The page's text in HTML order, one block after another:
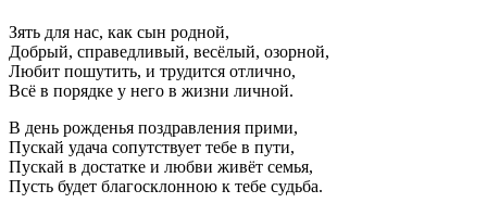
Зять для нас, как сын родной,
Добрый, справедливый, весёлый, озорной,
Любит пошутить, и трудится отлично,
Всё в порядке у него в жизни личной.
В день рожденья поздравления прими,
Пускай удача сопутствует тебе в пути,
Пускай в достатке и любви живёт семья,
Пусть будет благосклонною к тебе судьба.